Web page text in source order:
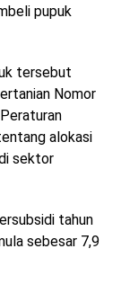
pupuk
tersebut
Nomor
alokasi
sektor
tahun
sebesar 7,9